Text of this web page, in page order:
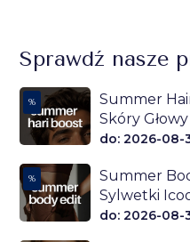
Sprawdź nasze
%
Summer
Skóry
do: 2026-08-
%
Summer
Sylwetki
do: 2026-08-